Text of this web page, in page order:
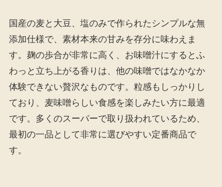
国産の麦と大豆、塩のみで作られたシンプルな無
添加仕様で、素材本来の甘みを存分に味わえま
す。麹の歩合が非常に高く、お味噌汁にするとふ
わっと立ち上がる香りは、他の味噌ではなかなか
体験できない贅沢なものです。粒感もしっかりし
ており、麦味噌らしい食感を楽しみたい方に最適
です。多くのスーパーで取り扱われているため、
最初の一品として非常に選びやすい定番商品で
す。